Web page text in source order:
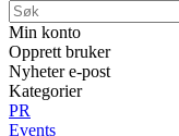
Min konto
Opprett bruker
Nyheter e-post
Kategorier
PR
Events